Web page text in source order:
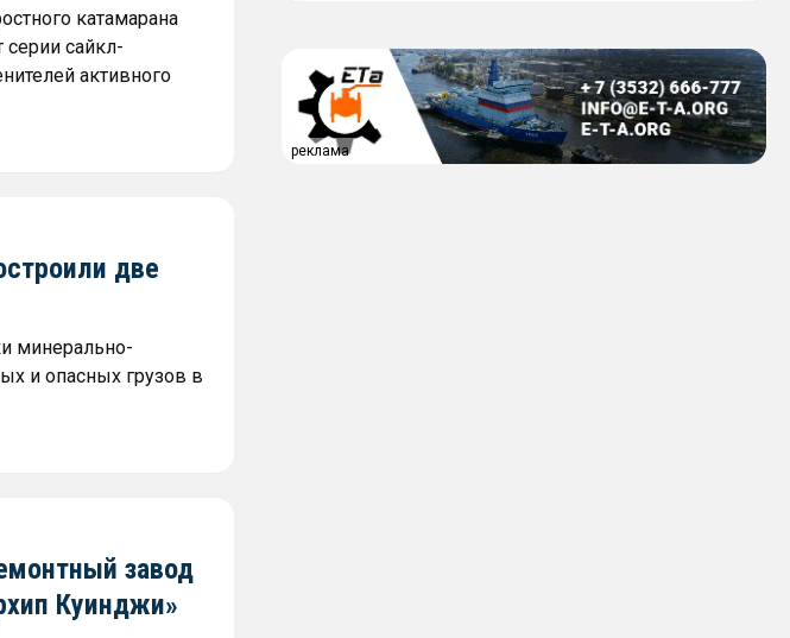
катамарана
сайкл-
активного
две
минерально-
и опасных грузов в
завод
Куинджи»
реклама